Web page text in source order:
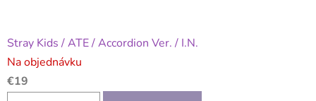
Stray Kids / ATE / Accordion Ver. / I.N.
Na objednávku
€19